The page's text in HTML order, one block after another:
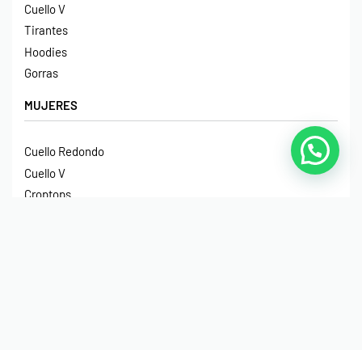
Cuello V
Tirantes
Hoodies
Gorras
MUJERES
Cuello Redondo
Cuello V
Croptops